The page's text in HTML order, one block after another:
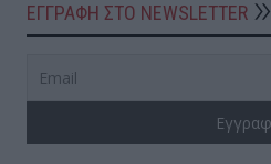
ΕΓΓΡΑΦΗ ΣΤΟ NEWSLETTER